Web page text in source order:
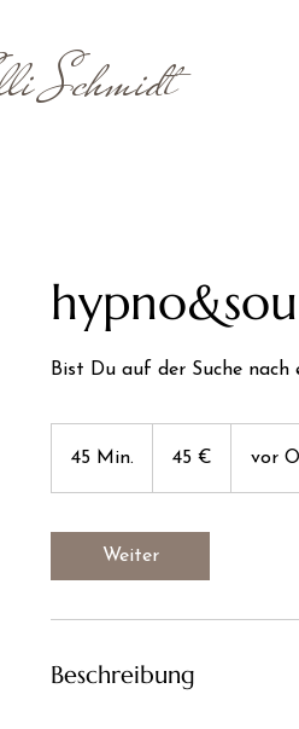
Schmidt
Bist Du auf der Suche
45 Min.
i
45 € vor
Weiter
Beschreibung